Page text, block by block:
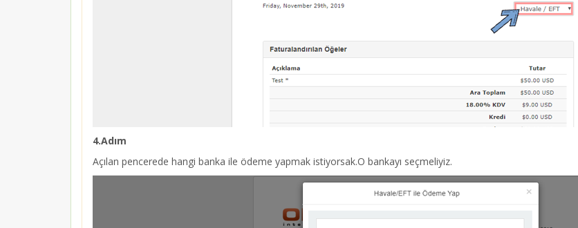
4.Adım
Açılan pencerede hangi banka ile ödeme yapmak istiyorsak.O bankayı seçmeliyiz.